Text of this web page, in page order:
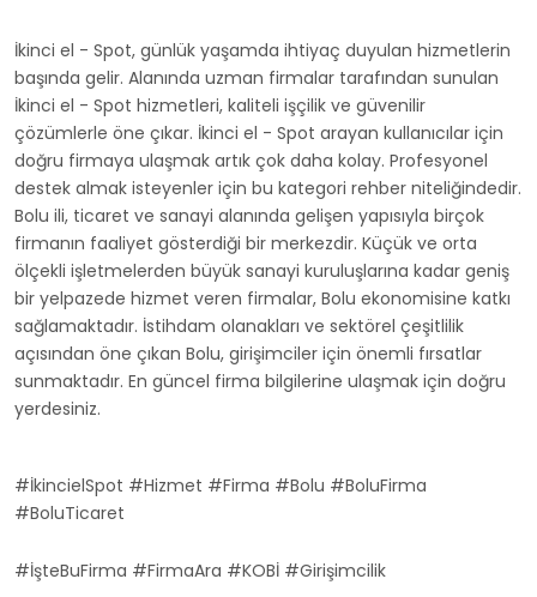
İkinci el - Spot, günlük yaşamda ihtiyaç duyulan hizmetlerin
başında gelir. Alanında uzman firmalar tarafından sunulan
İkinci el - Spot hizmetleri, kaliteli işçilik ve güvenilir
çözümlerle öne çıkar. İkinci el - Spot arayan kullanıcılar için
doğru firmaya ulaşmak artık çok daha kolay. Profesyonel
destek almak isteyenler için bu kategori rehber niteliğindedir.
Bolu ili, ticaret ve sanayi alanında gelişen yapısıyla birçok
firmanın faaliyet gösterdiği bir merkezdir. Küçük ve orta
ölçekli işletmelerden büyük sanayi kuruluşlarına kadar geniş
bir yelpazede hizmet veren firmalar, Bolu ekonomisine katkı
sağlamaktadır. İstihdam olanakları ve sektörel çeşitlilik
açısından öne çıkan Bolu, girişimciler için önemli fırsatlar
sunmaktadır. En güncel firma bilgilerine ulaşmak için doğru
yerdesiniz.
#İkincielSpot #Hizmet #Firma #Bolu #BoluFirma
#BoluTicaret
#İşteBuFirma #FirmaAra #KOBİ #Girişimcilik